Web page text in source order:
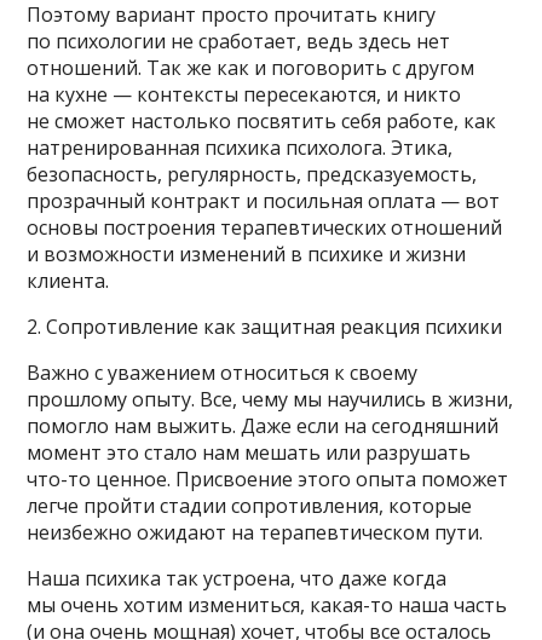
Поэтому вариант просто прочитать книгу
по психологии не сработает, ведь здесь нет
отношений. Так же как и поговорить с другом
на кухне — контексты пересекаются, и никто
не сможет настолько посвятить себя работе, как
натренированная психика психолога. Этика,
безопасность, регулярность, предсказуемость,
прозрачный контракт и посильная оплата — вот
основы построения терапевтических отношений
и возможности изменений в психике и жизни
клиента.
2. Сопротивление как защитная реакция психики
Важно с уважением относиться к своему
прошлому опыту. Все, чему мы научились в жизни,
помогло нам выжить. Даже если на сегодняшний
момент это стало нам мешать или разрушать
что-то ценное. Присвоение этого опыта поможет
легче пройти стадии сопротивления, которые
неизбежно ожидают на терапевтическом пути.
Наша психика так устроена, что даже когда
мы очень хотим измениться, какая-то наша часть
(и она очень мощная) хочет, чтобы все осталось